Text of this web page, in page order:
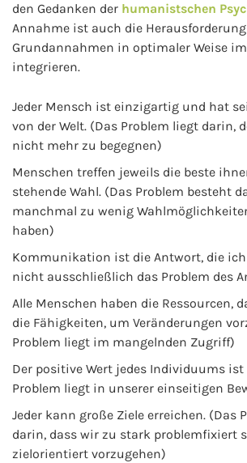
den Gedanken der humanistschen
Annahme ist auch die
Grundannahmen in optimaler Weise im
integrieren.
Jeder Mensch ist einzigartig und hat
von der Welt. (Das Problem liegt darin,
nicht mehr zu begegnen)
Menschen treffen jeweils die beste
stehende Wahl. (Das Problem besteht
manchmal zu wenig
haben)
Kommunikation ist die Antwort, die ich
nicht ausschließlich das Problem des
Alle Menschen haben die Ressourcen,
die Fähigkeiten, um Veränderungen
Problem liegt im mangelnden Zugriff)
Der positive Wert jedes Individuums
Problem liegt in unserer einseitigen
Jeder kann große Ziele erreichen. (Das
darin, dass wir zu stark problemfixiert
zielorientiert vorzugehen)